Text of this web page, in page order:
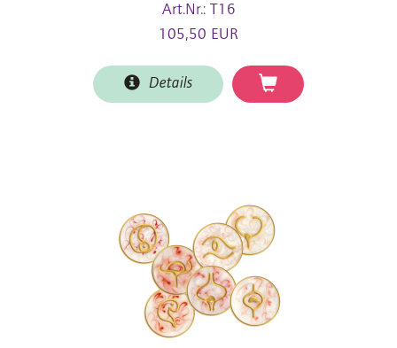
Art.Nr.: T16
105,50 EUR
Details